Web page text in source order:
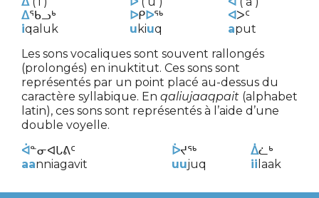
ᐃᖃᓗᒃ ᐅᑭᐅᖅ ᐊᐳᑦ
iqaluk u kiuq aput
Les sons vocaliques sont souvent rallongés
(prolongés) en inuktitut. Ces sons sont
représentés par un point placé au-dessus du
caractère syllabique. En qaliujaaqpait (alphabet
latin), ces sons sont représentés à l’aide d’une
double voyelle.
ᐋᓐᓂᐊᒐᕕᑦ ᐆᔪᖅ ᐄᓛᒃ
aanniagavit uujuq ii laak